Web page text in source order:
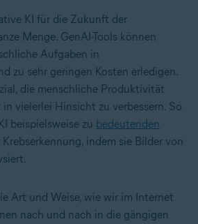
KI für die Zukunft der
Menge. GenAI-Tools können
Aufgaben in
zu sehr geringen Kosten erledigen.
die menschliche Produktivität
vielerlei Hinsicht zu verbessern. So
beispielsweise zu bedeutenden
Krebserkennung, indem sie Bilder von
Art und Weise, wie wir im Internet
nach und nach in die gängigen